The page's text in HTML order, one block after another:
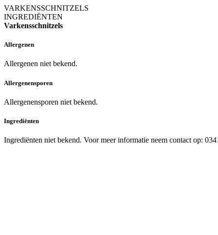
VARKENSSCHNITZELS
INGREDIËNTEN
Varkensschnitzels
Allergenen
Allergenen niet bekend.
Allergenensporen
Allergenensporen niet bekend.
Ingrediënten
Ingrediënten niet bekend. Voor meer informatie neem contact op: